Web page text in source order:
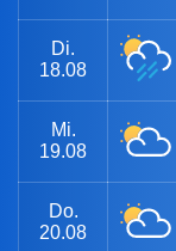
Di.
18.08
Mi.
19.08
Do.
20.08